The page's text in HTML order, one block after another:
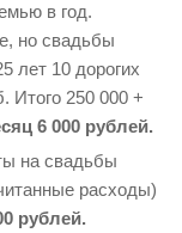
в год.
но свадьбы
лет 10 дорогих
Итого 250 000 +
6 000 рублей.
на свадьбы
расходы)
рублей.